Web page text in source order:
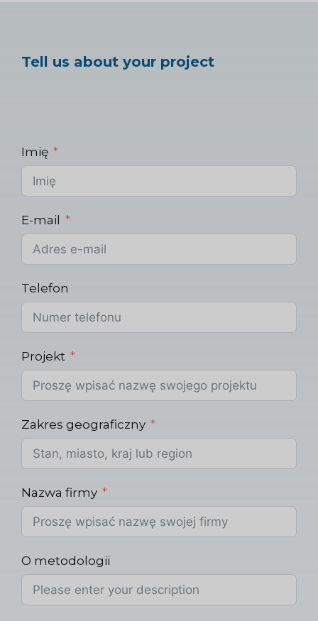
Tell us about your project
Imię
E-mail
Telefon
Projekt
Zakres geograficzny
Nazwa firmy
O metodologii